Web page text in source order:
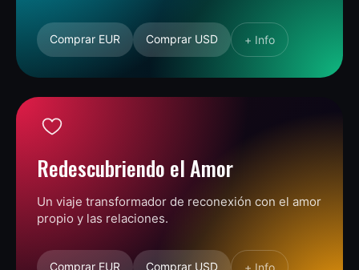
Comprar EUR Comprar USD + Info
Redescubriendo el Amor
Un viaje transformador de reconexión con el amor
propio y las relaciones.
Comprar EUR Comprar USD + Info